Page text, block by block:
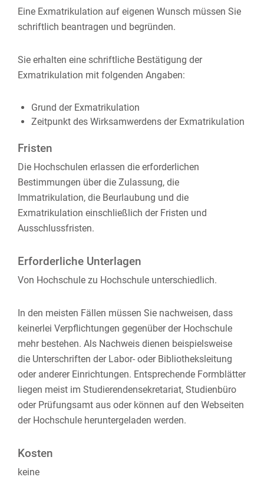
Eine Exmatrikulation auf eigenen Wunsch müssen Sie
schriftlich beantragen und begründen.
Sie erhalten eine schriftliche Bestätigung der
Exmatrikulation mit folgenden Angaben:
Grund der Exmatrikulation
Zeitpunkt des Wirksamwerdens der Exmatrikulation
Fristen
Die Hochschulen erlassen die erforderlichen
Bestimmungen über die Zulassung, die
Immatrikulation, die Beurlaubung und die
Exmatrikulation einschließlich der Fristen und
Ausschlussfristen.
Erforderliche Unterlagen
Von Hochschule zu Hochschule unterschiedlich.
In den meisten Fällen müssen Sie nachweisen, dass
keinerlei Verpflichtungen gegenüber der Hochschule
mehr bestehen. Als Nachweis dienen beispielsweise
die Unterschriften der Labor- oder Bibliotheksleitung
oder anderer Einrichtungen. Entsprechende Formblätter
liegen meist im Studierendensekretariat, Studienbüro
oder Prüfungsamt aus oder können auf den Webseiten
der Hochschule heruntergeladen werden.
Kosten
keine